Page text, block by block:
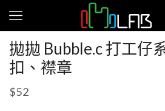
拋拋 Bubble.c 打工仔
扣、襟章
$52